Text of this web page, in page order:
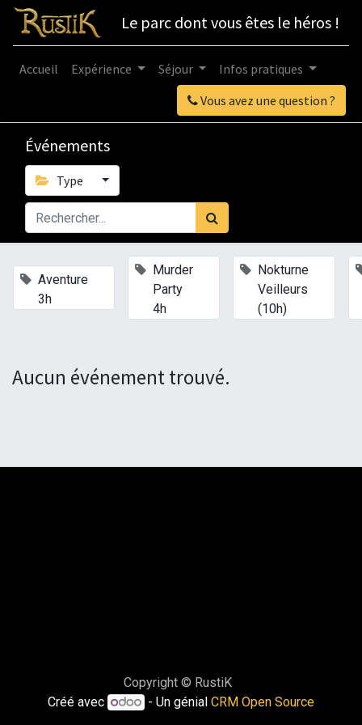
Le parc dont vous êtes le héros !
Vous avez une question ?
Accueil Expérience Séjour Infos pratiques
Événements
Type
Aventure
3h
Murder
Party
4h
Nokturne
Veilleurs
(10h)
Aucun événement trouvé.
Copyright © RustiK
Créé avec
- Un génialCRM Open Source